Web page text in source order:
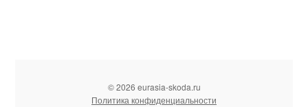
© 2026 eurasia-skoda.ru
Политика конфиденциальности